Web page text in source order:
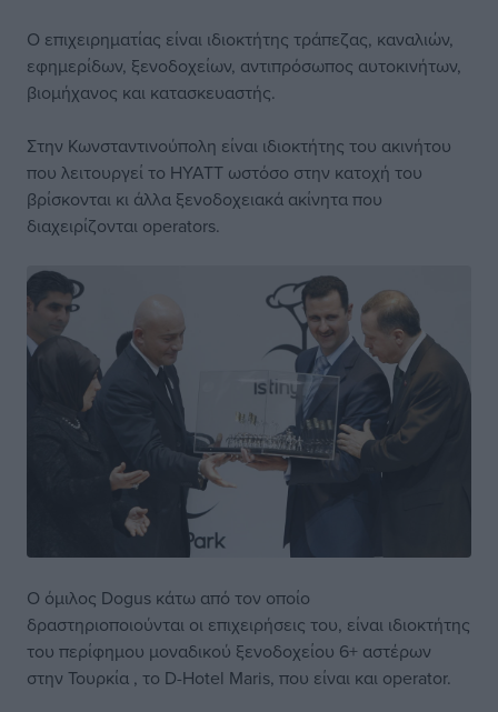
Ο επιχειρηματίας είναι ιδιοκτήτης τράπεζας, καναλιών,
εφημερίδων, ξενοδοχείων, αντιπρόσωπος αυτοκινήτων,
βιομήχανος και κατασκευαστής.
Στην Κωνσταντινούπολη είναι ιδιοκτήτης του ακινήτου
που λειτουργεί το HYATT ωστόσο στην κατοχή του
βρίσκονται κι άλλα ξενοδοχειακά ακίνητα που
διαχειρίζονται operators.
Ο όμιλος Dogus κάτω από τον οποίο
δραστηριοποιούνται οι επιχειρήσεις του, είναι ιδιοκτήτης
του περίφημου μοναδικού ξενοδοχείου 6+ αστέρων
στην Τουρκία , το D-Hotel Maris, που είναι και operator.